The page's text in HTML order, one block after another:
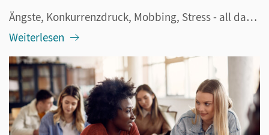
Ängste, Konkurrenzdruck, Mobbing, Stress - all das gehört wohl zum Alltag von Schülerinnen und Schülern. Aber ist das unumgänglich? Oder gibt es nicht auch Strategien, die dem entgegenwirken können? Zum Beispiel, wenn Lehrkräfte das Konzept „Lernen mit Achtsamkeit“ in ihrem Klassenzimmer etablieren,...
Weiterlesen